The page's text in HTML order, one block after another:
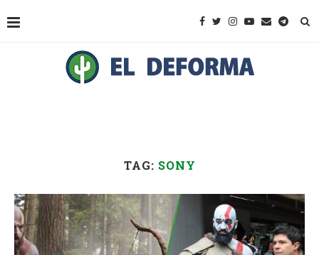
TAG: SONY